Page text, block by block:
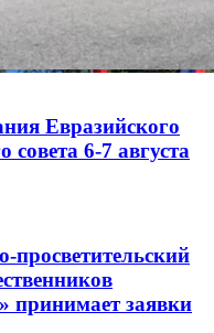
Евразийского
6-7 августа
принимает заявки